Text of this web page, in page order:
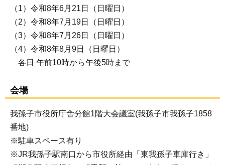
（1）令和8年6月21日（日曜日）
（2）令和8年7月19日（日曜日）
（3）令和8年7月26日（日曜日）
（4）令和8年8月9日（日曜日）
各日 午前10時から午後5時まで
会場
我孫子市役所庁舎分館1階大会議室(我孫子市我孫子1858
番地)
※駐車スペース有り
※JR我孫子駅南口から市役所経由「東我孫子車庫行き」